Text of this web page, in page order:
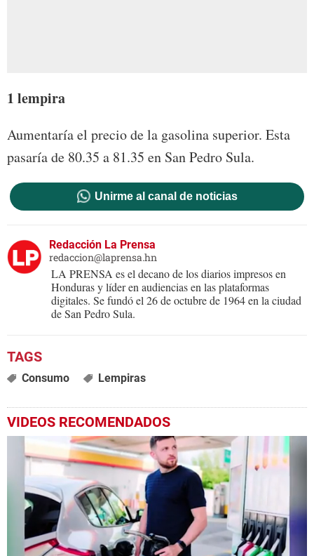
1 lempira
Aumentaría el precio de la gasolina superior. Esta
pasaría de 80.35 a 81.35 en San Pedro Sula.
Unirme al canal de noticias
Redacción La Prensa
redaccion@laprensa.hn
LA PRENSA es el decano de los diarios impresos en
Honduras y líder en audiencias en las plataformas
digitales. Se fundó el 26 de octubre de 1964 en la ciudad
de San Pedro Sula.
Consumo Lempiras
VIDEOS RECOMENDADOS